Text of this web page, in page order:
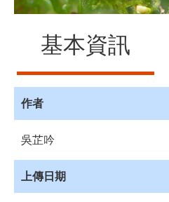
服
專
頁
基本資訊
作者
吳芷吟
上傳日期